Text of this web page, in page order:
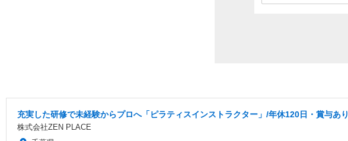
充実した研修で未経験からプロへ「ピラティスインストラクター」/年休120日・賞与あり
株式会社ZEN PLACE